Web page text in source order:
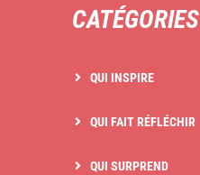
CATÉGORIES
QUI INSPIRE
QUI FAIT RÉFLÉCHIR
QUI SURPREND